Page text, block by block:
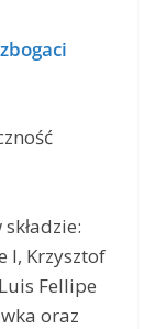
I, Krzysztof
Fellipe
oraz